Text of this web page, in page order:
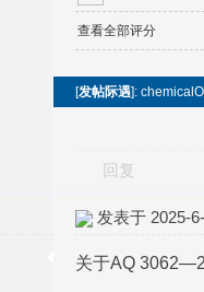
查看全部评分
[发帖际遇]:
回复
发表于 2025-
关于AQ